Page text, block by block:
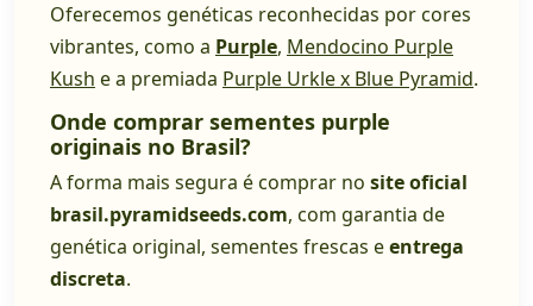
Oferecemos genéticas reconhecidas por cores
vibrantes, como a Purple, Mendocino Purple
Kush e a premiada Purple Urkle x Blue Pyramid.
Onde comprar sementes purple
originais no Brasil?
A forma mais segura é comprar no site oficial
brasil.pyramidseeds.com, com garantia de
genética original, sementes frescas eentrega
discreta.